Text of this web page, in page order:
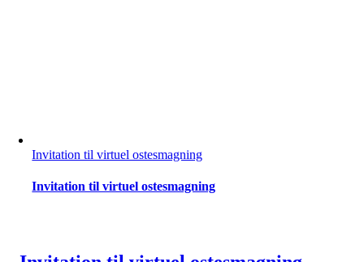
Invitation til virtuel ostesmagning
Invitation til virtuel ostesmagning